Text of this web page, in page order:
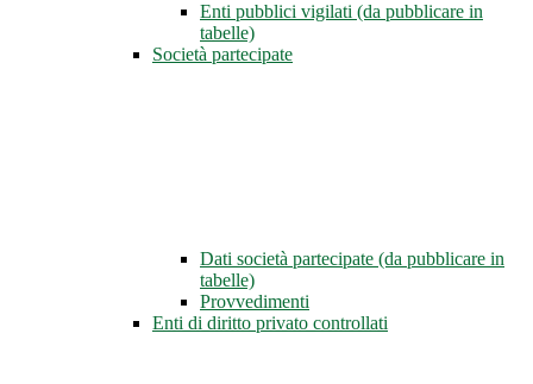
Enti pubblici vigilati (da pubblicare in
tabelle)
Società partecipate
Dati società partecipate (da pubblicare in
tabelle)
Provvedimenti
Enti di diritto privato controllati